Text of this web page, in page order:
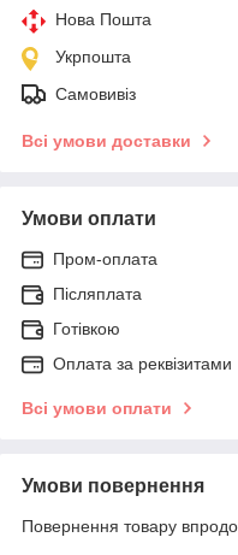
Нова Пошта
Укрпошта
Самовивіз
Всі умови доставки
Умови оплати
Пром-оплата
Післяплата
Готівкою
Оплата за реквізитами
Всі умови оплати
Умови повернення
Повернення товару